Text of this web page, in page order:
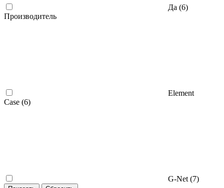
Да (6)
Производитель
Element
Case (6)
G-Net (7)